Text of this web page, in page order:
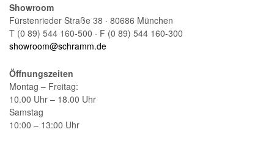
Showroom
Fürstenrieder Straße 38 · 80686 München
T (0 89) 544 160-500 · F (0 89) 544 160-300
showroom@schramm.de
Öffnungszeiten
Montag – Freitag:
10.00 Uhr – 18.00 Uhr
Samstag
10:00 – 13:00 Uhr